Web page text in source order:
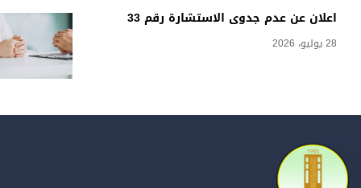
اعلان عن عدم جدوى الاستشارة رقم 33
28 يوليو، 2026